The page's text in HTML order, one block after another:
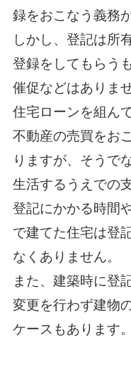
録をおこなう義務
しかし、登記は所
登録をしてもらう
催促などはありませ
住宅ローンを組ん
不動産の売買をお
りますが、そうで
生活するうえでの
登記にかかる時間
で建てた住宅は登
なくありません。
また、建築時に登
変更を行わず建物
ケースもあります。